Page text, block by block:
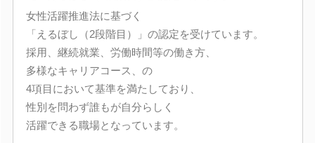
女性活躍推進法に基づく
「えるぼし（2段階目）」の認定を受けています。
採用、継続就業、労働時間等の働き方、
多様なキャリアコース、の
4項目において基準を満たしており、
性別を問わず誰もが自分らしく
活躍できる職場となっています。